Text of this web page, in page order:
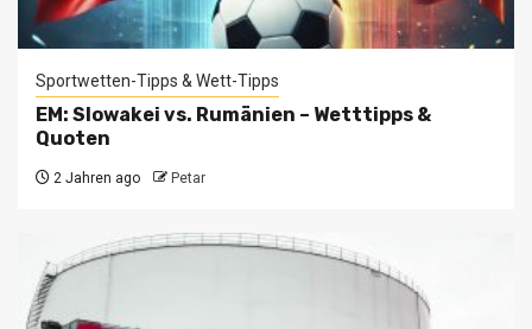
Sportwetten-Tipps & Wett-Tipps
EM: Slowakei vs. Rumänien – Wetttipps &
Quoten
2 Jahren ago Petar